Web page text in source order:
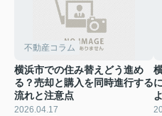
不動産コラム
横浜市での住み替えどう進め
る？売却と購入を同時進行する
流れと注意点
2026.04.17